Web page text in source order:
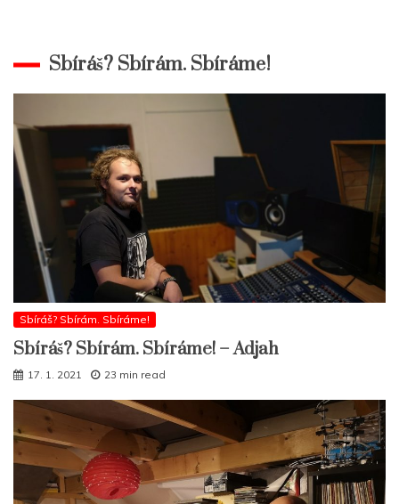
Sbíráš? Sbírám. Sbíráme!
Sbíráš? Sbírám. Sbíráme!
Sbíráš? Sbírám. Sbíráme! – Adjah
17. 1. 2021 23 min read